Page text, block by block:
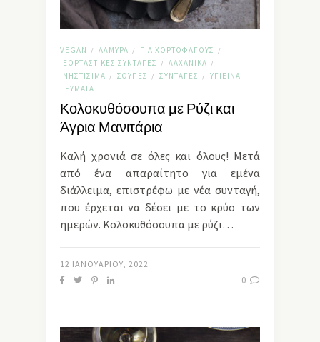
VEGAN / ΑΛΜΥΡΆ / ΓΙΑ ΧΟΡΤΟΦΆΓΟΥΣ /
ΕΟΡΤΑΣΤΙΚΈΣ ΣΥΝΤΑΓΈΣ / ΛΑΧΑΝΙΚΆ /
ΝΗΣΤΊΣΙΜΑ / ΣΟΎΠΕΣ / ΣΥΝΤΑΓΈΣ /
ΥΓΙΕΙΝΆ
ΓΕΎΜΑΤΑ
Κολοκυθόσουπα με Ρύζι και
Άγρια Μανιτάρια
Καλή χρονιά σε όλες και όλους! Μετά
από ένα απαραίτητο για εμένα
διάλλειμα, επιστρέφω με νέα συνταγή,
που έρχεται να δέσει με το κρύο των
ημερών. Κολοκυθόσουπα με ρύζι…
12 ΙΑΝΟΥΑΡΊΟΥ, 2022
0